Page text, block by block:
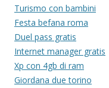
Turismo con bambini
Festa befana roma
Duel pass gratis
Internet manager gratis
Xp con 4gb di ram
Giordana due torino